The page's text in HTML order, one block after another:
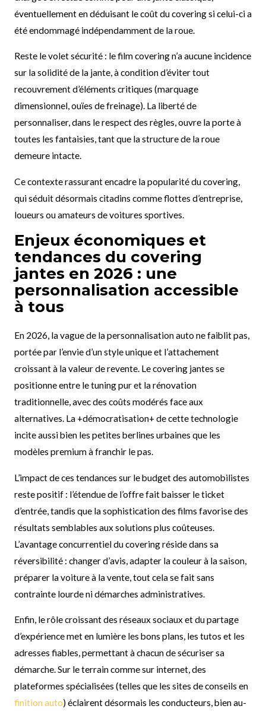
éventuellement en déduisant le coût du covering si celui-ci a
été endommagé indépendamment de la roue.
Reste le volet sécurité : le film covering n’a aucune incidence
sur la solidité de la jante, à condition d’éviter tout
recouvrement d’éléments critiques (marquage
dimensionnel, ouïes de freinage). La liberté de
personnaliser, dans le respect des règles, ouvre la porte à
toutes les fantaisies, tant que la structure de la roue
demeure intacte.
Ce contexte rassurant encadre la popularité du covering,
qui séduit désormais citadins comme flottes d’entreprise,
loueurs ou amateurs de voitures sportives.
Enjeux économiques et
tendances du covering
jantes en 2026 : une
personnalisation accessible
à tous
En 2026, la vague de la personnalisation auto ne faiblit pas,
portée par l’envie d’un style unique et l’attachement
croissant à la valeur de revente. Le covering jantes se
positionne entre le tuning pur et la rénovation
traditionnelle, avec des coûts modérés face aux
alternatives. La +démocratisation+ de cette technologie
incite aussi bien les petites berlines urbaines que les
modèles premium à franchir le pas.
L’impact de ces tendances sur le budget des automobilistes
reste positif : l’étendue de l’offre fait baisser le ticket
d’entrée, tandis que la sophistication des films favorise des
résultats semblables aux solutions plus coûteuses.
L’avantage concurrentiel du covering réside dans sa
réversibilité : changer d’avis, adapter la couleur à la saison,
préparer la voiture à la vente, tout cela se fait sans
contrainte lourde ni démarches administratives.
Enfin, le rôle croissant des réseaux sociaux et du partage
d’expérience met en lumière les bons plans, les tutos et les
adresses fiables, permettant à chacun de sécuriser sa
démarche. Sur le terrain comme sur internet, des
plateformes spécialisées (telles que les sites de conseils en
finition auto) éclairent désormais les conducteurs, bien au-